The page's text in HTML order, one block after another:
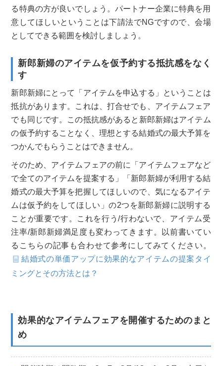
る特典の方が良いでしょう。パー トナー企業に特典を用
意してほしいということは下請法でNGですので、会場
としてできる範囲を検討しましょう。
新郎新婦のアイテムを仮予約する抵抗感をなく
す
新郎新婦にとって「アイテムを申込する」ということは
抵抗があり ます。これは、打合せでも、アイテムフェア
でも同じです。この抵抗感があると新郎新婦はアイテム
の仮予約することなく、理想とする結婚式の最大予算を
つかんでもらうことはできません。
そのため、 アイテムフェアの前に「アイテムフェアなど
で全てのアイテムを提案する」「新郎新婦が利用する結
婚式の最大予算を把握してほしいので、気になるアイテ
ムは仮予約をしてほしい」の2つを新郎新婦に説明する
ことが重要です。これを行う/行わないで、 アイテム受
注率/新郎新婦満足度も変わってきます。以前書いてい
るこちらの記事も合わせて参考にしてみてください。
結婚式の単価アップに効果的なアイテムの提案タイ
ミングとその方法とは？
効果的なアイテムフェアを開催するためのまと
め